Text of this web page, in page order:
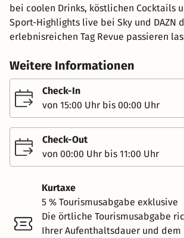
bei coolen Drinks, köstlichen Cocktails
Sport-Highlights live bei Sky und DAZN
erlebnisreichen Tag Revue passieren
Weitere Informationen
Check-In
von 15:00 Uhr bis 00:00 Uhr
Check-Out
von 00:00 Uhr bis 11:00 Uhr
Kurtaxe
5 % Tourismusabgabe exklusive
Die örtliche Tourismusabgabe
Ihrer Aufenthaltsdauer und dem